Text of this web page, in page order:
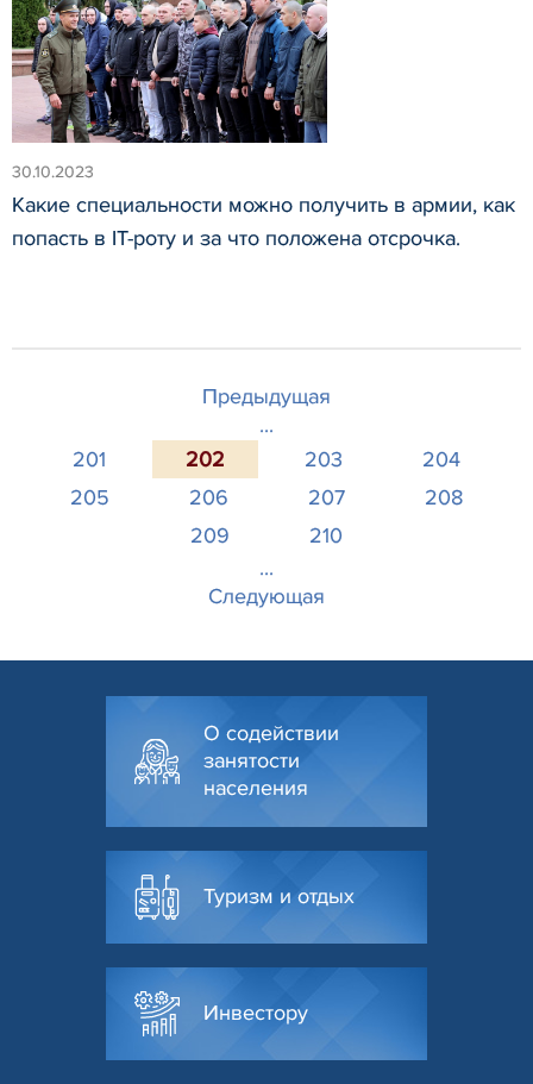
30.10.2023
Какие специальности можно получить в армии, как
попасть в IT-роту и за что положена отсрочка.
Предыдущая
...
201
202 203
204
205
206 207
208
209
210
...
Следующая
О содействии
занятости
населения
Туризм и отдых
Инвестору